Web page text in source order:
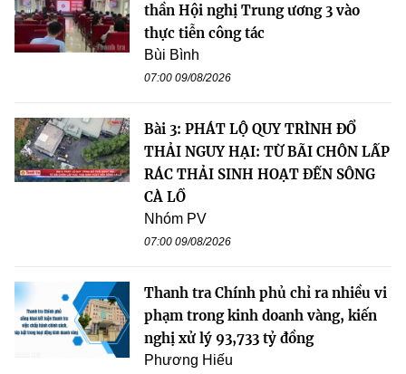
thần Hội nghị Trung ương 3 vào
thực tiễn công tác
Bùi Bình
07:00 09/08/2026
Bài 3: PHÁT LỘ QUY TRÌNH ĐỔ
THẢI NGUY HẠI: TỪ BÃI CHÔN LẤP
RÁC THẢI SINH HOẠT ĐẾN SÔNG
CÀ LỒ
Nhóm PV
07:00 09/08/2026
Thanh tra Chính phủ chỉ ra nhiều vi
phạm trong kinh doanh vàng, kiến
nghị xử lý 93,733 tỷ đồng
Phương Hiếu